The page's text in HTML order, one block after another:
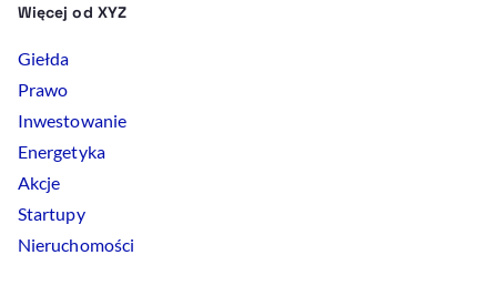
Więcej od XYZ
Giełda
Prawo
Inwestowanie
Energetyka
Akcje
Startupy
Nieruchomości